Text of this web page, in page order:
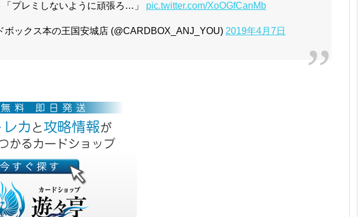
「プレミしないように頑張ろ…」 pic.twitter.com/XoOGfCanMb
ックス本の王国安城店 (@CARDBOX_ANJ_YOU) 2019年4月7日